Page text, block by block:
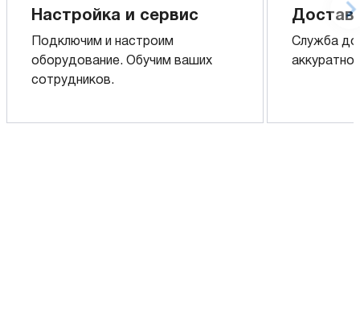
Настройка и сервис
Подключим и настроим
оборудование. Обучим ваших
сотрудников.
Служба
аккуратно